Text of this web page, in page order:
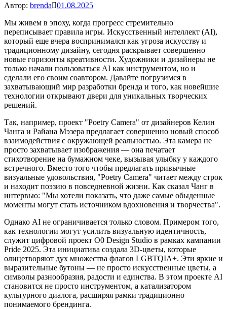
Автор: brenda
01.08.2025
Мы живем в эпоху, когда прогресс стремительно
переписывает правила игры. Искусственный интеллект (AI),
который еще вчера воспринимался как угроза искусству и
традиционному дизайну, сегодня раскрывает совершенно
новые горизонты креативности. Художники и дизайнеры не
только начали пользоваться AI как инструментом, но и
сделали его своим соавтором. Давайте погрузимся в
захватывающий мир разработки бренда и того, как новейшие
технологии открывают двери для уникальных творческих
решений.
Так, например, проект "Poetry Camera" от дизайнеров Келин
Чанга и Райана Мэзера предлагает совершенно новый способ
взаимодействия с окружающей реальностью. Эта камера не
просто захватывает изображения — она печатает
стихотворение на бумажном чеке, вызывая улыбку у каждого
встречного. Вместо того чтобы предлагать привычные
визуальные удовольствия, "Poetry Camera" читает между строк
и находит поэзию в повседневной жизни. Как сказал Чанг в
интервью: "Мы хотели показать, что даже самые обыденные
моменты могут стать источником вдохновения и творчества".
Однако AI не ограничивается только словом. Примером того,
как технологии могут усилить визуальную идентичность,
служит цифровой проект O0 Design Studio в рамках кампании
Pride 2025. Эта инициатива создала 3D-цветы, которые
олицетворяют дух множества флагов LGBTQIA+. Эти яркие и
выразительные бутоны — не просто искусственные цветы, а
символы разнообразия, радости и единства. В этом проекте AI
становится не просто инструментом, а катализатором
культурного диалога, расширяя рамки традиционно
понимаемого брендинга.